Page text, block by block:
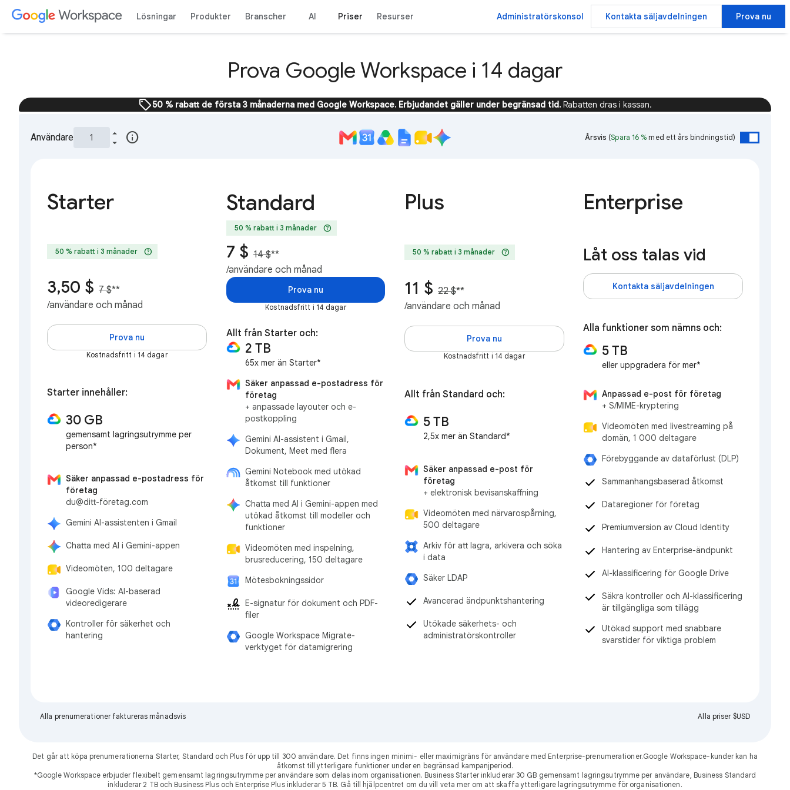
Lösningar Produkter Branscher AI Priser Resurser Administratörskonsol Kontakta säljavdelningen Prova nu
Prova Google Workspace i 14 dagar
sell50 % rabatt de första 3 månaderna med Google Workspace. Erbjudandet gäller under begränsad tid. Rabatten dras i kassan.
Användare info Årsvis (Spara 16 % med ett års bindningstid)
Starter
50 % rabatt i 3 månader help
3,50 $ 7 $**
/användare och månad
Prova nu
Kostnadsfritt i 14 dagar
Starter innehåller:
30 GB
gemensamt lagringsutrymme per
person*
Säker anpassad e-postadress för
företag
du@ditt-företag.com
Gemini AI-assistenten i Gmail
Chatta med AI i Gemini-appen
Videomöten, 100 deltagare
Google Vids: AI-baserad
videoredigerare
Kontroller för säkerhet och
hantering
Standard
50 % rabatt i 3 månader help
7 $ 14 $**
/användare och månad
Prova nu
Kostnadsfritt i 14 dagar
Allt från Starter och:
2 TB
65x mer än Starter*
Säker anpassad e-postadress för
företag
+ anpassade layouter och e-
postkoppling
Gemini AI-assistent i Gmail,
Dokument, Meet med flera
Gemini Notebook med utökad
åtkomst till funktioner
Chatta med AI i Gemini-appen med
utökad åtkomst till modeller och
funktioner
Videomöten med inspelning,
brusreducering, 150 deltagare
Mötesbokningssidor
E-signatur för dokument och PDF-
filer
Google Workspace Migrate-
verktyget för datamigrering
Plus
50 % rabatt i 3 månader help
11 $ 22 $**
/användare och månad
Prova nu
Kostnadsfritt i 14 dagar
Allt från Standard och:
5 TB
2,5x mer än Standard*
Säker anpassad e-post för
företag
+ elektronisk bevisanskaffning
Videomöten med närvarospårning,
500 deltagare
Arkiv för att lagra, arkivera och söka
i data
Säker LDAP
Avancerad ändpunktshantering
Utökade säkerhets- och
administratörskontroller
Enterprise
Låt oss talas vid
Kontakta säljavdelningen
Alla funktioner som nämns och:
5 TB
eller uppgradera för mer*
Anpassad e-post för företag
+ S/MIME-kryptering
Videomöten med livestreaming på
domän, 1 000 deltagare
Förebyggande av dataförlust (DLP)
Sammanhangsbaserad åtkomst
Dataregioner för företag
Premiumversion av Cloud Identity
Hantering av Enterprise-ändpunkt
AI-klassificering för Google Drive
Säkra kontroller och AI-klassificering
är tillgängliga som tillägg
Utökad support med snabbare
svarstider för viktiga problem
Alla prenumerationer faktureras månadsvis Alla priser $USD
Det går att köpa prenumerationerna Starter, Standard och Plus för upp till 300 användare. Det finns ingen minimi- eller maximigräns för användare med Enterprise-prenumerationer.Google Workspace-kunder kan ha
åtkomst till ytterligare funktioner under en begränsad kampanjperiod.
*Google Workspace erbjuder flexibelt gemensamt lagringsutrymme per användare som delas inom organisationen. Business Starter inkluderar 30 GB gemensamt lagringsutrymme per användare, Business Standard
inkluderar 2 TB och Business Plus och Enterprise Plus inkluderar 5 TB. Gå till hjälpcentret om du vill veta mer om att skaffa ytterligare lagringsutrymme för organisationen.